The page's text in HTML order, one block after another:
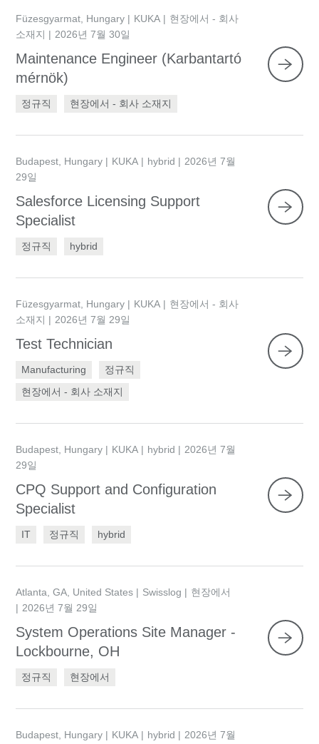
Füzesgyarmat, Hungary KUKA
현장에서 - 회사
소재지
2026년 7월 30일
Maintenance Engineer (Karbantartó
mérnök)
정규직 현장에서 - 회사 소재지
Budapest, Hungary KUKA hybrid
2026년 7월
29일
Salesforce Licensing Support
Specialist
정규직 hybrid
Füzesgyarmat, Hungary KUKA
현장에서 - 회사
소재지
2026년 7월 29일
Test Technician
Manufacturing
정규직
현장에서 - 회사 소재지
Budapest, Hungary KUKA hybrid
2026년 7월
29일
CPQ Support and Configuration
Specialist
IT 정규직 hybrid
Atlanta, GA, United States Swisslog
현장에서
2026년 7월 29일
System Operations Site Manager -
Lockbourne, OH
정규직 현장에서
Budapest, Hungary KUKA hybrid
2026년 7월